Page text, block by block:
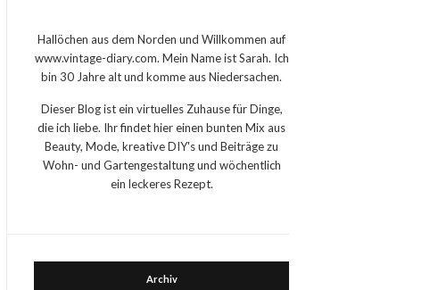
Hallöchen aus dem Norden und Willkommen auf
www.vintage-diary.com. Mein Name ist Sarah. Ich
bin 30 Jahre alt und komme aus Niedersachen.
Dieser Blog ist ein virtuelles Zuhause für Dinge,
die ich liebe. Ihr findet hier einen bunten Mix aus
Beauty, Mode, kreative DIY's und Beiträge zu
Wohn- und Gartengestaltung und wöchentlich
ein leckeres Rezept.
Archiv